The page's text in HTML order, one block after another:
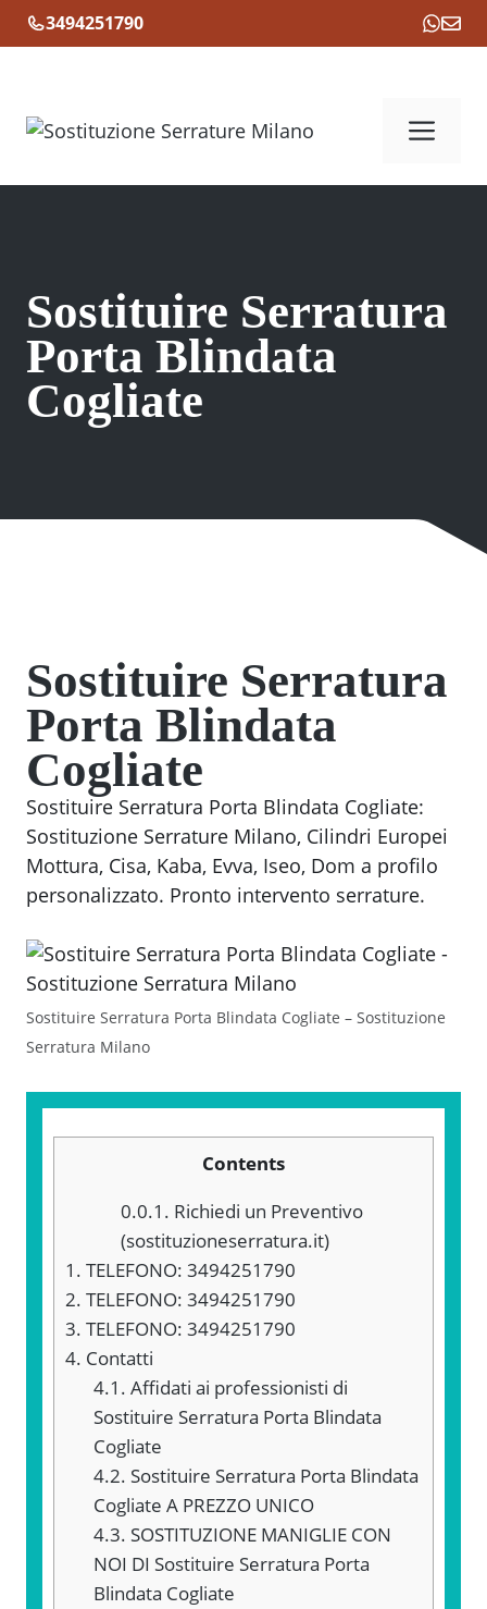
al
3494251790
Sostituire Serratura
Porta Blindata
Cogliate
Sostituire Serratura
Porta Blindata
Cogliate
Sostituire Serratura Porta Blindata Cogliate:
Sostituzione Serrature Milano, Cilindri Europei
Mottura, Cisa, Kaba, Evva, Iseo, Dom a profilo
personalizzato. Pronto intervento serrature.
Sostituire Serratura Porta Blindata Cogliate – Sostituzione
Serratura Milano
Contents
0.0.1. Richiedi un Preventivo
(sostituzioneserratura.it)
1. TELEFONO: 3494251790
2. TELEFONO: 3494251790
3. TELEFONO: 3494251790
4. Contatti
4.1. Affidati ai professionisti di
Sostituire Serratura Porta Blindata
Cogliate
4.2. Sostituire Serratura Porta Blindata
Cogliate A PREZZO UNICO
4.3. SOSTITUZIONE MANIGLIE CON
NOI DI Sostituire Serratura Porta
Blindata Cogliate